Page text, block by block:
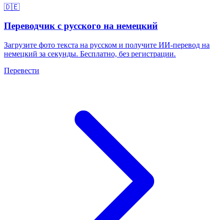
🇩🇪
Переводчик с русского на немецкий
Загрузите фото текста на русском и получите ИИ-перевод на
немецкий за секунды. Бесплатно, без регистрации.
Перевести